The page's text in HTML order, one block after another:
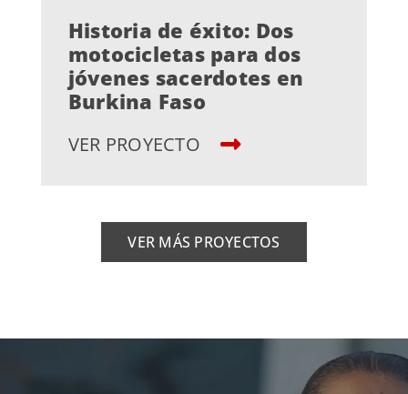
Historia de éxito: Dos
motocicletas para dos
jóvenes sacerdotes en
Burkina Faso
VER PROYECTO
VER MÁS PROYECTOS